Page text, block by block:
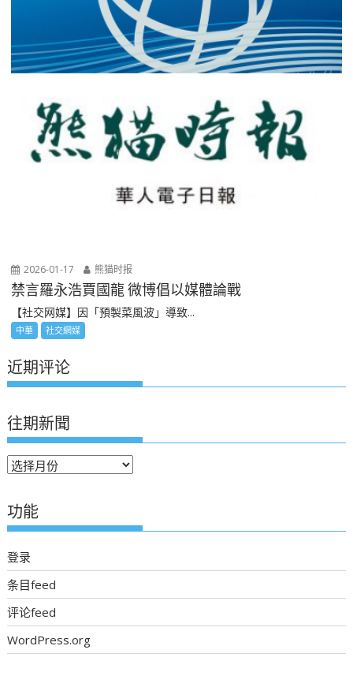
2026-01-17 熊猫时报
禁言羅永浩賈國龍 微博倡以媒體論戰
【社交网媒】因「預製菜風波」導致...
中華 社交網媒
近期评论
往期新聞
往
新
聞
功能
登录
条目feed
评论feed
WordPress.org